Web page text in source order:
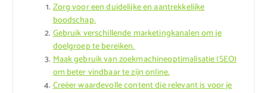
Zorg voor een duidelijke en aantrekkelijke
boodschap.
Gebruik verschillende marketingkanalen om je
doelgroep te bereiken.
Maak gebruik van zoekmachineoptimalisatie (SEO)
om beter vindbaar te zijn online.
Creëer waardevolle content die relevant is voor je